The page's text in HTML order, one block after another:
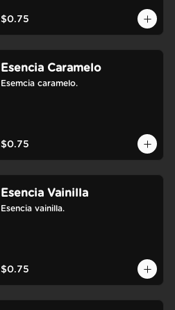
$0.75
Esencia Caramelo
Esemcia caramelo.
$0.75
Esencia Vainilla
Esencia vainilla.
$0.75